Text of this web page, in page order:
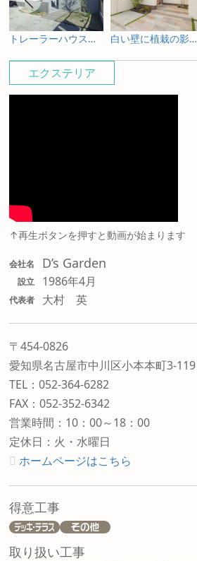
エクステリア
↑再生ボタンを押すと動画が始まります
会社名 D’s Garden
設立 1986年4月
代表者 大村 英
〒454-0826
愛知県名古屋市中川区小本本町3-119
TEL：052-364-6282
FAX：052-352-6342
営業時間：10：00～18：00
定休日：火・水曜日
ホームページはこちら
得意工事
取り扱い工事
トレーラーハウスの新築外構とガーデンデザイン 白い壁に植栽の影が揺れる新築外構